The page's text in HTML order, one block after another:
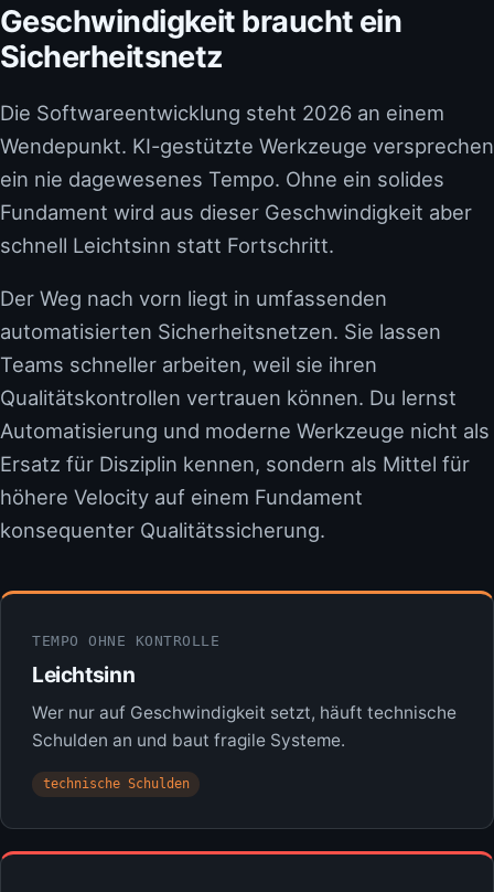
Geschwindigkeit braucht ein
Sicherheitsnetz
Die Softwareentwicklung steht 2026 an einem
Wendepunkt. KI-gestützte Werkzeuge versprechen
ein nie dagewesenes Tempo. Ohne ein solides
Fundament wird aus dieser Geschwindigkeit aber
schnell Leichtsinn statt Fortschritt.
Der Weg nach vorn liegt in umfassenden
automatisierten Sicherheitsnetzen. Sie lassen
Teams schneller arbeiten, weil sie ihren
Qualitätskontrollen vertrauen können. Du lernst
Automatisierung und moderne Werkzeuge nicht als
Ersatz für Disziplin kennen, sondern als Mittel für
höhere Velocity auf einem Fundament
konsequenter Qualitätssicherung.
TEMPO OHNE KONTROLLE
Leichtsinn
Wer nur auf Geschwindigkeit setzt, häuft technische
Schulden an und baut fragile Systeme.
technische Schulden